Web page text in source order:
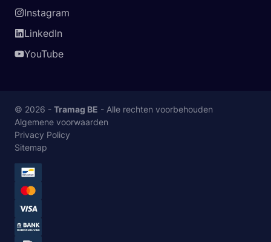
Instagram
LinkedIn
YouTube
© 2026 - Tramag BE - Alle rechten voorbehouden
Algemene voorwaarden
Privacy Policy
Sitemap